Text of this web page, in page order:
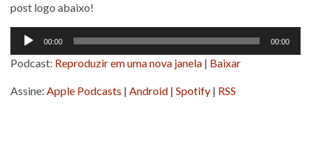
post logo abaixo!
Tocador
áudio
00:00 00:00
Podcast: Reproduzir em uma nova janela | Baixar
Assine: Apple Podcasts | Android | Spotify | RSS